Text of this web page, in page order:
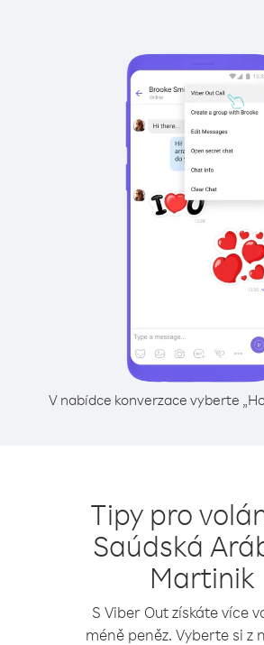
V nabídce konverzace vyberte
Tipy pro
Saúdská
Martinik
S Viber Out získáte více
méně peněz. Vyberte si z